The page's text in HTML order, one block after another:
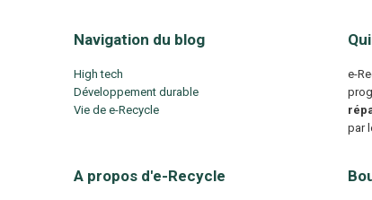
Navigation du blog
High tech
Développement durable
Vie de e-Recycle
e-
par
A propos d'e-Recycle